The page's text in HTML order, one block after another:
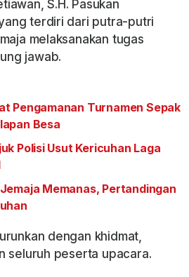
S.H. Pasukan
terdiri dari putra-putri
melaksanakan tugas
jawab.
Pengamanan Turnamen Sepak
Besa
Polisi Usut Kericuhan Laga
Memanas, Pertandingan
dengan khidmat,
seluruh peserta upacara.